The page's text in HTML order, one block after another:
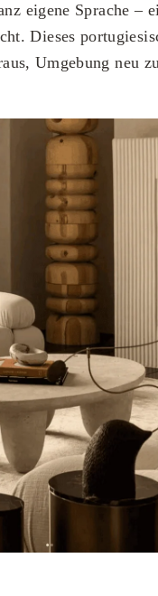
eigene Sprache –
Dieses
Umgebung neu